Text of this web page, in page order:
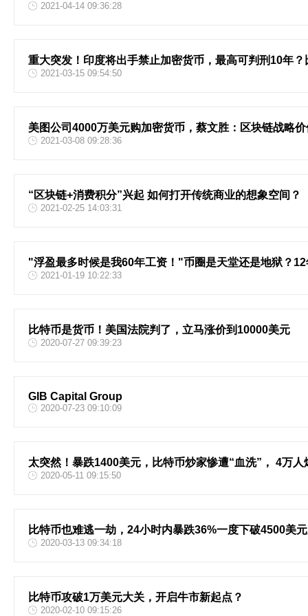
2021-04-14 09:36:28
重大突发！印度将出手禁止加密货币，最高可判刑10年
2021-03-15 09:54:50
美图公司4000万美元购加密货币，蔡文胜：区块链战略
2021-03-08 09:28:36
“区块链+消费积分”兴起 如何打开传统商业的想象空间？
2021-02-25 14:03:31
"浮盈最多时候是我60年工资！"币圈是天堂还是地狱？
2021-01-19 10:22:33
比特币是货币！美国法院判了，立马涨价到10000美元
2020-07-27 09:39:23
GIB Capital Group
2020-07-23 09:10:09
太突然！暴跌1400美元，比特币炒家惨遭“血洗”， 4万
2020-05-11 09:15:50
比特币也难逃一劫，24小时内暴跌36%一度下破4500美
2020-03-13 09:34:18
比特币攻破1万美元大关，开启牛市新起点？
2020-02-10 09:15:26